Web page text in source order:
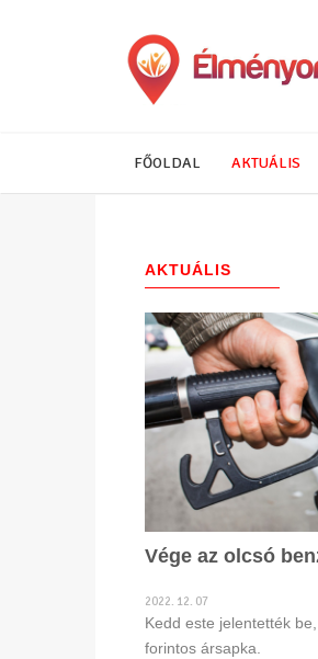
FŐOLDAL AKTUÁLIS
AKTUÁLIS
Vége az olcsó
2022. 12. 07
Kedd este jelentették
forintos ársapka.